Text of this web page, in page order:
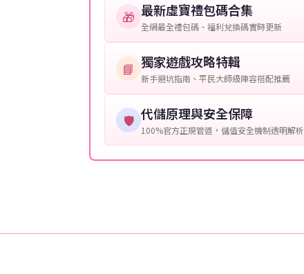
🎁 最新虛寶禮包碼合集
全網最全禮包碼、福利兌換碼實時更新
📘 獨家遊戲攻略特輯
新手避坑指南、平民大師級陣容搭配推薦
🛡️ 代儲原理與安全保障
100%官方正規管道，儲值安全機制透明解析